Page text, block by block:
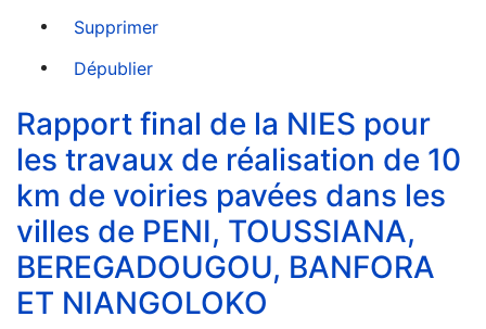
Supprimer
Dépublier
Rapport final de la NIES pour
les travaux de réalisation de 10
km de voiries pavées dans les
villes de PENI, TOUSSIANA,
BEREGADOUGOU, BANFORA
ET NIANGOLOKO